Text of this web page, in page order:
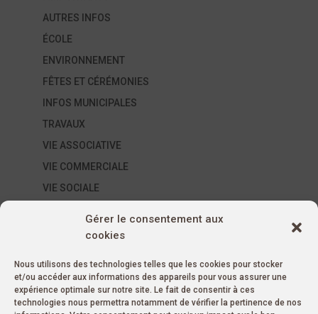
Gérer le consentement aux
cookies
Nous utilisons des technologies telles que les cookies pour stocker
et/ou accéder aux informations des appareils pour vous assurer une
expérience optimale sur notre site. Le fait de consentir à ces
technologies nous permettra notamment de vérifier la pertinence de nos
AUTRES INFOS
ÉCOLE
ENVIRONNEMENT
FÊTES ET CÉRÉMONIES
INFOS MUNICIPALES
TRAVAUX
VIE ASSOCIATIVE
VIE COMMERCIALE
VIE SOCIALE
AUTRES ÉVÉNEMENTS
ÉVÉNEMENTS MUNICIPAUX
MARCHÉS
Non classé